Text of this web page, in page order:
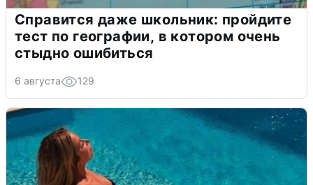
Справится даже школьник: пройдите
тест по географии, в котором очень
стыдно ошибиться
6 августа 129